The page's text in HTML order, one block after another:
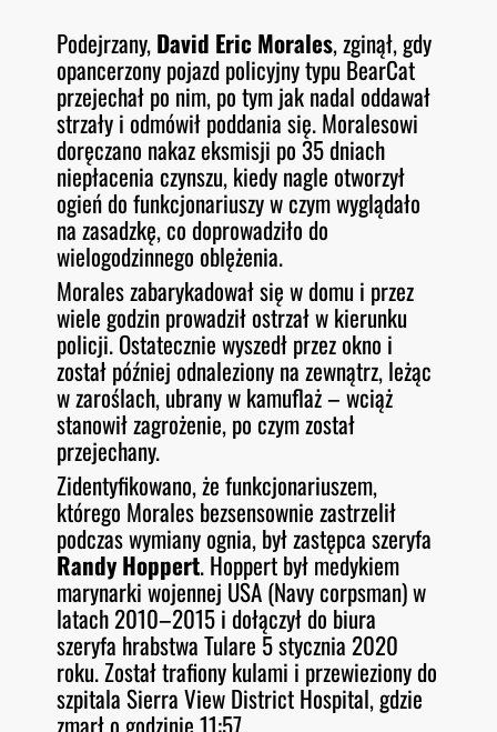
Podejrzany,David Eric Morales, zginął, gdy
opancerzony pojazd policyjny typu BearCat
przejechał po nim, po tym jak nadal oddawał
strzały i odmówił poddania się. Moralesowi
doręczano nakaz eksmisji po 35 dniach
niepłacenia czynszu, kiedy nagle otworzył
ogień do funkcjonariuszy w czym wyglądało
na zasadzkę, co doprowadziło do
wielogodzinnego oblężenia.
Morales zabarykadował się w domu i przez
wiele godzin prowadził ostrzał w kierunku
policji. Ostatecznie wyszedł przez okno i
został później odnaleziony na zewnątrz, leżąc
w zaroślach, ubrany w kamuflaż – wciąż
stanowił zagrożenie, po czym został
przejechany.
Zidentyfikowano, że funkcjonariuszem,
którego Morales bezsensownie zastrzelił
podczas wymiany ognia, był zastępca szeryfa
Randy Hoppert. Hoppert był medykiem
marynarki wojennej USA (Navy corpsman) w
latach 2010–2015 i dołączył do biura
szeryfa hrabstwa Tulare 5 stycznia 2020
roku. Został trafiony kulami i przewieziony do
szpitala Sierra View District Hospital, gdzie
zmarł o godzinie 11:57.